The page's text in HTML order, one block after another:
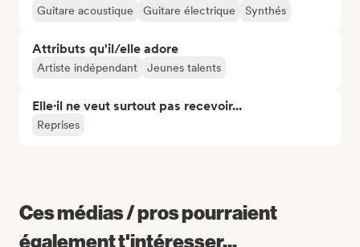
Guitare acoustique Guitare électrique Synthés
Attributs qu'il/elle adore
Artiste indépendant Jeunes talents
Elle·il ne veut surtout pas recevoir...
Reprises
Ces médias / pros pourraient
également t'intéresser...